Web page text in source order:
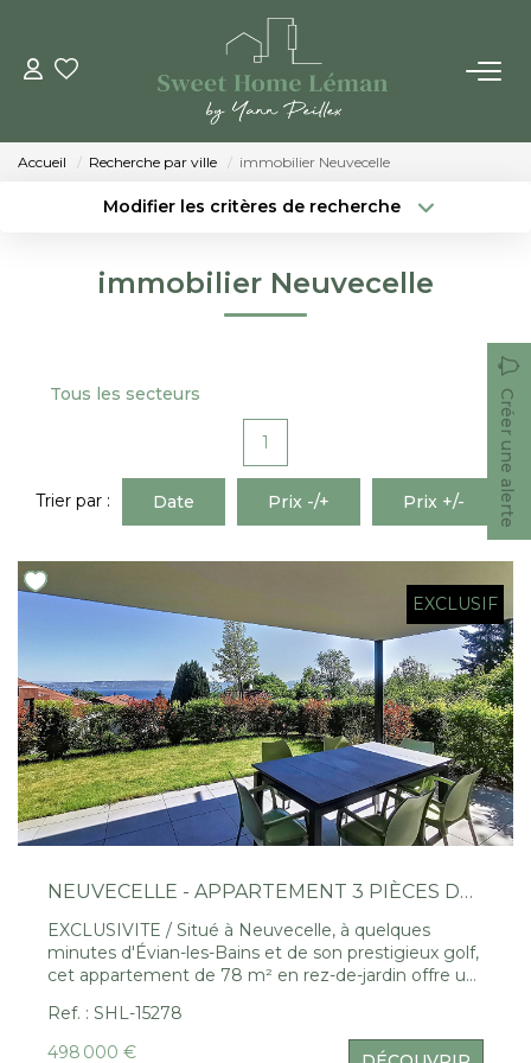
ACHETER
LES AGENCES
Qui Sommes-Nous
Notre Équipe
CONTACT
EN
Accueil Recherche par ville immobilier Neuvecelle
Modifier les critères de recherche
immobilier Neuvecelle
Tous les secteurs Créer une alerte
1
Trier par : Date Prix -/+ Prix +/-
EXCLUSIF
NEUVECELLE - APPARTEMENT 3 PIÈCES DE 78 M² AVEC JARDIN ET VUE LAC
EXCLUSIVITE / Situé à Neuvecelle, à quelques
minutes d'Évian-les-Bains et de son prestigieux golf,
cet appartement de 78 m² en rez-de-jardin offre un
cuisine équipée ouverte sur un séjour lumineux, de
deux chambres confortables et de deux salles d'eau.
Ref. : SHL-15278
498 000 €